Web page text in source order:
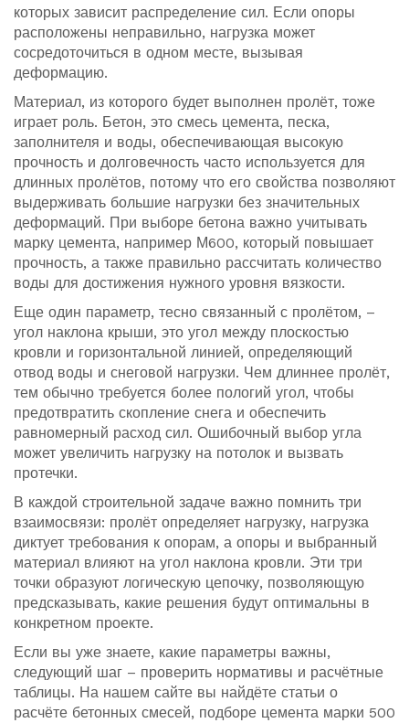
которых зависит распределение сил. Если опоры
расположены неправильно, нагрузка может
сосредоточиться в одном месте, вызывая
деформацию.
Материал, из которого будет выполнен пролёт, тоже
играет роль. Бетон, это смесь цемента, песка,
заполнителя и воды, обеспечивающая высокую
прочность и долговечность часто используется для
длинных пролётов, потому что его свойства позволяют
выдерживать большие нагрузки без значительных
деформаций. При выборе бетона важно учитывать
марку цемента, например М600, который повышает
прочность, а также правильно рассчитать количество
воды для достижения нужного уровня вязкости.
Еще один параметр, тесно связанный с пролётом, –
угол наклона крыши, это угол между плоскостью
кровли и горизонтальной линией, определяющий
отвод воды и снеговой нагрузки. Чем длиннее пролёт,
тем обычно требуется более пологий угол, чтобы
предотвратить скопление снега и обеспечить
равномерный расход сил. Ошибочный выбор угла
может увеличить нагрузку на потолок и вызвать
протечки.
В каждой строительной задаче важно помнить три
взаимосвязи: пролёт определяет нагрузку, нагрузка
диктует требования к опорам, а опоры и выбранный
материал влияют на угол наклона кровли. Эти три
точки образуют логическую цепочку, позволяющую
предсказывать, какие решения будут оптимальны в
конкретном проекте.
Если вы уже знаете, какие параметры важны,
следующий шаг – проверить нормативы и расчётные
таблицы. На нашем сайте вы найдёте статьи о
расчёте бетонных смесей, подборе цемента марки 500